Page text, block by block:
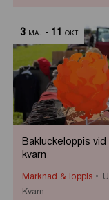
3 MAJ - 11 OKT
Bakluckeloppis vid
kvarn
Marknad & loppis
Kvarn